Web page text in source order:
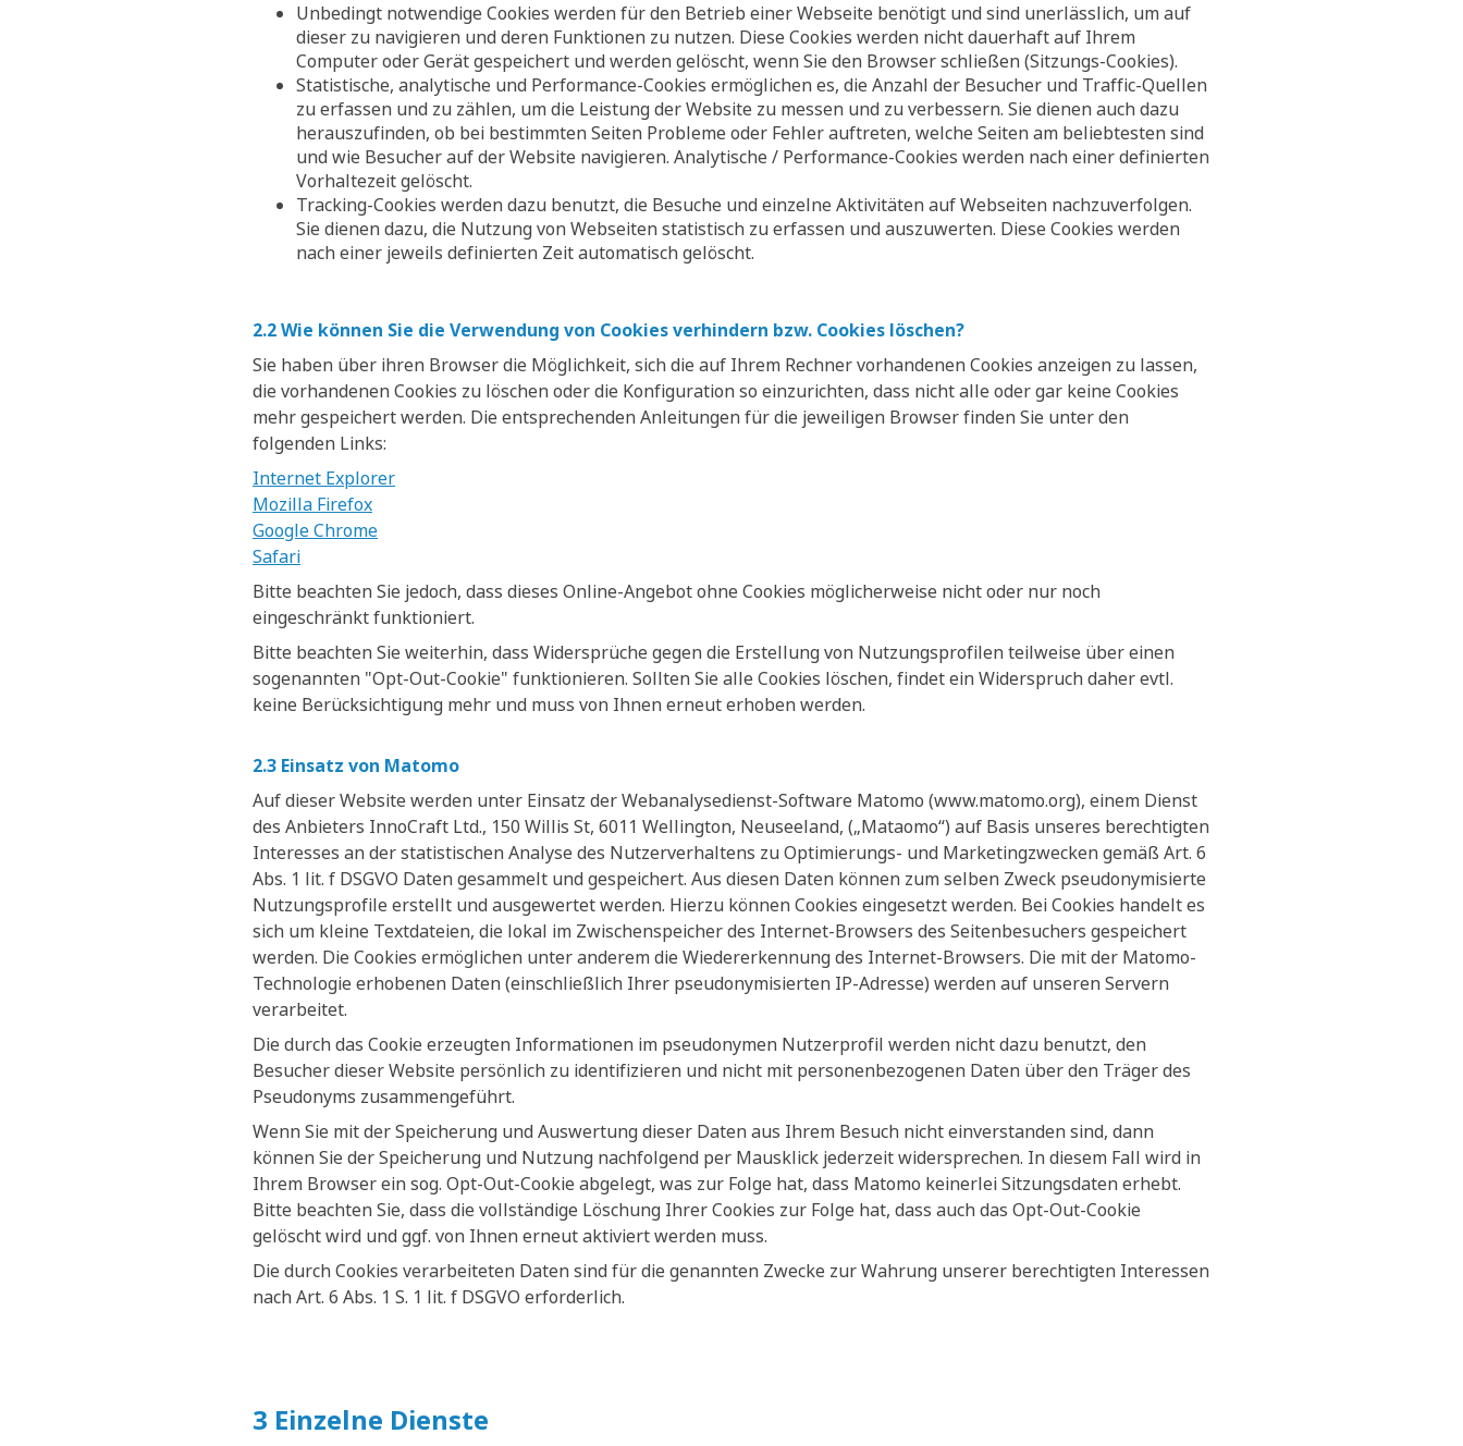
Unbedingt notwendige Cookies werden für den Betrieb einer Webseite benötigt und sind unerlässlich, um auf
dieser zu navigieren und deren Funktionen zu nutzen. Diese Cookies werden nicht dauerhaft auf Ihrem
Computer oder Gerät gespeichert und werden gelöscht, wenn Sie den Browser schließen (Sitzungs-Cookies).
Statistische, analytische und Performance-Cookies ermöglichen es, die Anzahl der Besucher und Traffic-Quellen
zu erfassen und zu zählen, um die Leistung der Website zu messen und zu verbessern. Sie dienen auch dazu
herauszufinden, ob bei bestimmten Seiten Probleme oder Fehler auftreten, welche Seiten am beliebtesten sind
und wie Besucher auf der Website navigieren. Analytische / Performance-Cookies werden nach einer definierten
Vorhaltezeit gelöscht.
Tracking-Cookies werden dazu benutzt, die Besuche und einzelne Aktivitäten auf Webseiten nachzuverfolgen.
Sie dienen dazu, die Nutzung von Webseiten statistisch zu erfassen und auszuwerten. Diese Cookies werden
nach einer jeweils definierten Zeit automatisch gelöscht.
2.2 Wie können Sie die Verwendung von Cookies verhindern bzw. Cookies löschen?
Sie haben über ihren Browser die Möglichkeit, sich die auf Ihrem Rechner vorhandenen Cookies anzeigen zu lassen,
die vorhandenen Cookies zu löschen oder die Konfiguration so einzurichten, dass nicht alle oder gar keine Cookies
mehr gespeichert werden. Die entsprechenden Anleitungen für die jeweiligen Browser finden Sie unter den
folgenden Links:
Internet Explorer
Mozilla Firefox
Google Chrome
Safari
Bitte beachten Sie jedoch, dass dieses Online-Angebot ohne Cookies möglicherweise nicht oder nur noch
eingeschränkt funktioniert.
Bitte beachten Sie weiterhin, dass Widersprüche gegen die Erstellung von Nutzungsprofilen teilweise über einen
sogenannten "Opt-Out-Cookie" funktionieren. Sollten Sie alle Cookies löschen, findet ein Widerspruch daher evtl.
keine Berücksichtigung mehr und muss von Ihnen erneut erhoben werden.
2.3 Einsatz von Matomo
Auf dieser Website werden unter Einsatz der Webanalysedienst-Software Matomo (www.matomo.org), einem Dienst
des Anbieters InnoCraft Ltd., 150 Willis St, 6011 Wellington, Neuseeland, („Mataomo“) auf Basis unseres berechtigten
Interesses an der statistischen Analyse des Nutzerverhaltens zu Optimierungs- und Marketingzwecken gemäß Art. 6
Abs. 1 lit. f DSGVO Daten gesammelt und gespeichert. Aus diesen Daten können zum selben Zweck pseudonymisierte
Nutzungsprofile erstellt und ausgewertet werden. Hierzu können Cookies eingesetzt werden. Bei Cookies handelt es
sich um kleine Textdateien, die lokal im Zwischenspeicher des Internet-Browsers des Seitenbesuchers gespeichert
werden. Die Cookies ermöglichen unter anderem die Wiedererkennung des Internet-Browsers. Die mit der Matomo-
Technologie erhobenen Daten (einschließlich Ihrer pseudonymisierten IP-Adresse) werden auf unseren Servern
verarbeitet.
Die durch das Cookie erzeugten Informationen im pseudonymen Nutzerprofil werden nicht dazu benutzt, den
Besucher dieser Website persönlich zu identifizieren und nicht mit personenbezogenen Daten über den Träger des
Pseudonyms zusammengeführt.
Wenn Sie mit der Speicherung und Auswertung dieser Daten aus Ihrem Besuch nicht einverstanden sind, dann
können Sie der Speicherung und Nutzung nachfolgend per Mausklick jederzeit widersprechen. In diesem Fall wird in
Ihrem Browser ein sog. Opt-Out-Cookie abgelegt, was zur Folge hat, dass Matomo keinerlei Sitzungsdaten erhebt.
Bitte beachten Sie, dass die vollständige Löschung Ihrer Cookies zur Folge hat, dass auch das Opt-Out-Cookie
gelöscht wird und ggf. von Ihnen erneut aktiviert werden muss.
Die durch Cookies verarbeiteten Daten sind für die genannten Zwecke zur Wahrung unserer berechtigten Interessen
nach Art. 6 Abs. 1 S. 1 lit. f DSGVO erforderlich.
3 Einzelne Dienste